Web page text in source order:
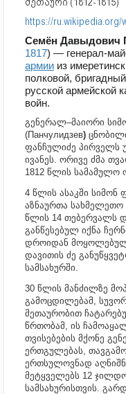
https://ru.wikipedia.org/
Семён Давыдович
1817) — генерал-
армии из
полковой,
русской армейской
войн.
გენერალ–მაიორი
(Панчулидзев)
ფანჩულიძე პირველს
ივანეს. ორივე ძმა
1812 წლის სამამულო
4 წლის ასაკში სიმონ
აზნაურთა
წლის 14 თებერვალს
განწესებულ იქნა
დროიდან
დავითის ძე
სამსახურში.
30 წლის მანძილზე
გამოცდილებამ,
მეთაურობით
წრთობამ, ის
თვისებების მქონე
ერთგულებას,
ერთსულოვნად
მეტყველებს 12
სამსახურისთვის.